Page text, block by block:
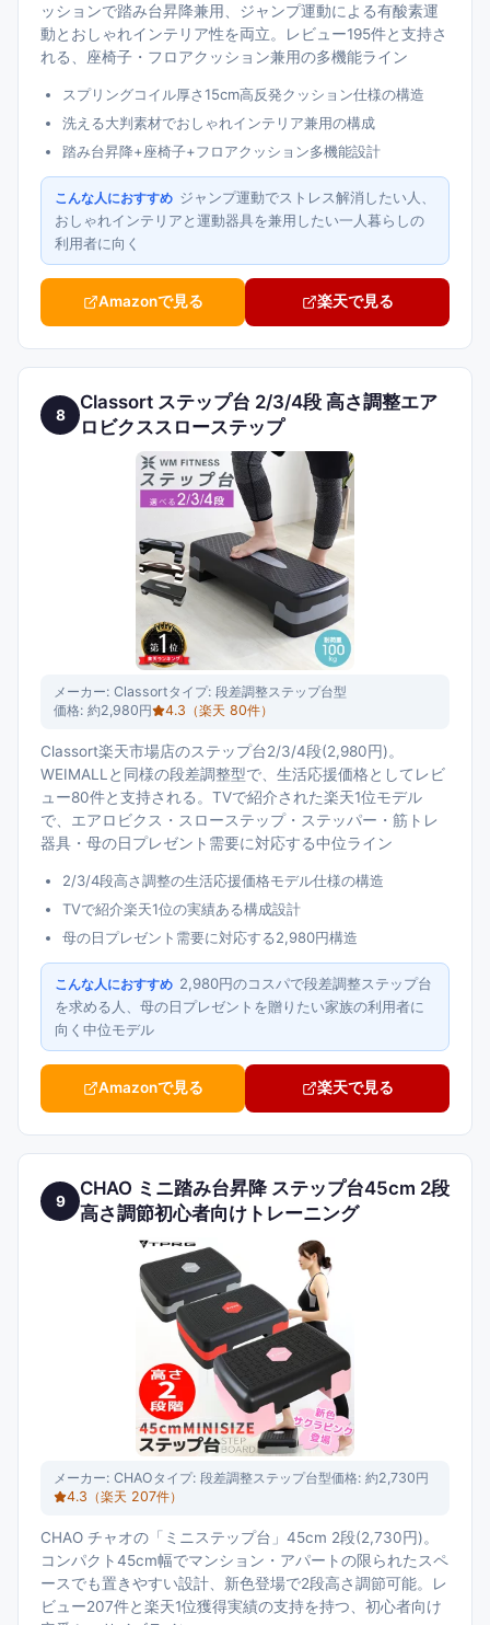
ッションで踏み台昇降兼用、ジャンプ運動による有酸素運
動とおしゃれインテリア性を両立。レビュー195件と支持さ
れる、座椅子・フロアクッション兼用の多機能ライン
スプリングコイル厚さ15cm高反発クッション仕様の構造
洗える大判素材でおしゃれインテリア兼用の構成
踏み台昇降+座椅子+フロアクッション多機能設計
こんな人におすすめ ジャンプ運動でストレス解消したい人、
おしゃれインテリアと運動器具を兼用したい一人暮らしの
利用者に向く
Amazonで見る 楽天で見る
8
Classort ステップ台 2/3/4段 高さ調整エア
ロビクススローステップ
メーカー: Classortタイプ: 段差調整ステップ台型
価格: 約2,980円 4.3 （楽天 80件）
Classort楽天市場店のステップ台2/3/4段(2,980円)。
WEIMALLと同様の段差調整型で、生活応援価格としてレビ
ュー80件と支持される。TVで紹介された楽天1位モデル
で、エアロビクス・スローステップ・ステッパー・筋トレ
器具・母の日プレゼント需要に対応する中位ライン
2/3/4段高さ調整の生活応援価格モデル仕様の構造
TVで紹介楽天1位の実績ある構成設計
母の日プレゼント需要に対応する2,980円構造
こんな人におすすめ 2,980円のコスパで段差調整ステップ台
を求める人、母の日プレゼントを贈りたい家族の利用者に
向く中位モデル
Amazonで見る 楽天で見る
9
CHAO ミニ踏み台昇降 ステップ台45cm 2段
高さ調節初心者向けトレーニング
メーカー: CHAOタイプ: 段差調整ステップ台型価格: 約2,730円
4.3 （楽天 207件）
CHAO チャオの「ミニステップ台」45cm 2段(2,730円)。
コンパクト45cm幅でマンション・アパートの限られたスペ
ースでも置きやすい設計、新色登場で2段高さ調節可能。レ
ビュー207件と楽天1位獲得実績の支持を持つ、初心者向け